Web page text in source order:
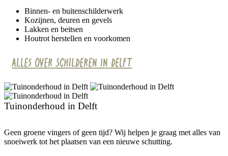
Binnen- en buitenschilderwerk
Kozijnen, deuren en gevels
Lakken en beitsen
Houtrot herstellen en voorkomen
Alles over schilderen in Delft
Tuinonderhoud in Delft
Geen groene vingers of geen tijd? Wij helpen je graag met alles van
snoeiwerk tot het plaatsen van een nieuwe schutting.